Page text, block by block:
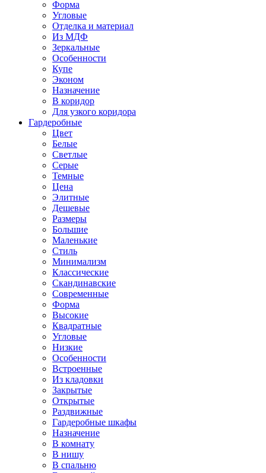
Форма
Угловые
Отделка и материал
Из МДФ
Зеркальные
Особенности
Купе
Эконом
Назначение
В коридор
Для узкого коридора
Гардеробные
Цвет
Белые
Светлые
Серые
Темные
Цена
Элитные
Дешевые
Размеры
Большие
Маленькие
Стиль
Минимализм
Классические
Скандинавские
Современные
Форма
Высокие
Квадратные
Угловые
Низкие
Особенности
Встроенные
Из кладовки
Закрытые
Открытые
Раздвижные
Гардеробные шкафы
Назначение
В комнату
В нишу
В спальню